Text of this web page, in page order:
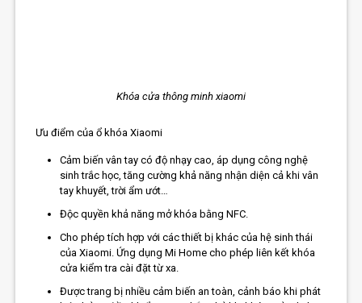
Khóa cửa thông minh xiaomi
Ưu điểm của ổ khóa Xiaomi
Cảm biến vân tay có độ nhạy cao, áp dụng công nghệ
sinh trắc học, tăng cường khả năng nhận diện cả khi vân
tay khuyết, trời ẩm ướt…
Độc quyền khả năng mở khóa bằng NFC.
Cho phép tích hợp với các thiết bị khác của hệ sinh thái
của Xiaomi. Ứng dụng Mi Home cho phép liên kết khóa
cửa kiểm tra cài đặt từ xa.
Được trang bị nhiều cảm biến an toàn, cảnh báo khi phát